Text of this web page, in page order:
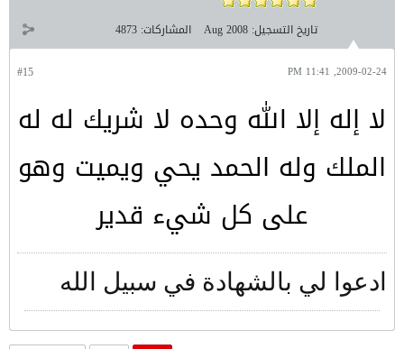
تاريخ التسجيل: Aug 2008 المشاركات: 4873
#15 2009-02-24, 11:41 PM
لا إله إلا الله وحده لا شريك له له
الملك وله الحمد يحي ويميت وهو
على كل شيء قدير
ادعوا لي بالشهادة في سبيل الله